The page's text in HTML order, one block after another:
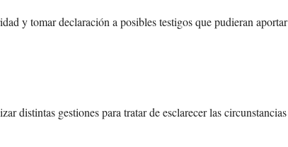
y tomar declaración a posibles testigos que pudieran aportar
distintas gestiones para tratar de esclarecer las circunstancias